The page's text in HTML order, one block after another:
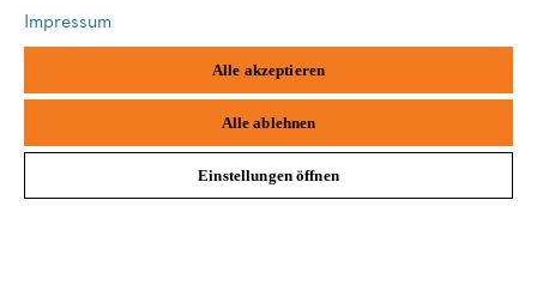
Unternehmen
Häufig gestellte Fragen
Firefox Chrome
Impressum
Alle akzeptieren
Alle ablehnen
Einstellungen öffnen